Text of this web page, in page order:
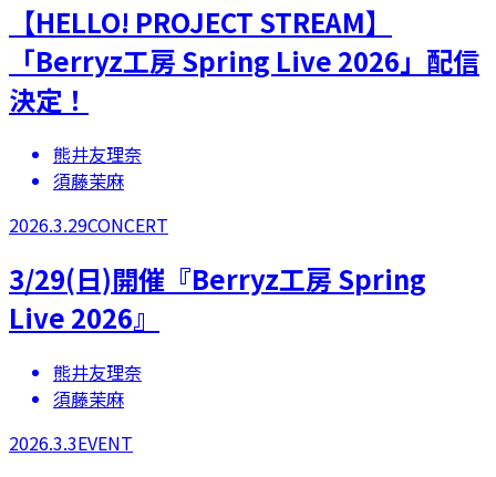
【​HELLO! PROJECT STREAM】
「Berryz工房 Spring Live 2026」配信
決定！
熊井友理奈
須藤茉麻
2026.3.29CONCERT
3/29(日)開催『Berryz工房 Spring
Live 2026』
熊井友理奈
須藤茉麻
2026.3.3EVENT